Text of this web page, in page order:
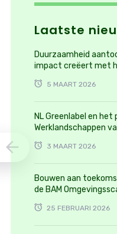
Laatste
Duurzaamheid
impact creëert met
5 MAART 2026
NL Greenlabel en het
Werklandschappen
3 MAART 2026
Bouwen aan
de BAM
25 FEBRUARI 2026